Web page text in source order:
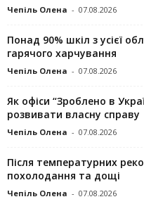
Чепіль Олена - 07.08.2026
Понад 90% шкіл з усієї
гарячого харчування
Чепіль Олена - 07.08.2026
Як офіси “Зроблено в
розвивати власну справу
Чепіль Олена - 07.08.2026
Після температурних
похолодання та дощі
Чепіль Олена - 07.08.2026